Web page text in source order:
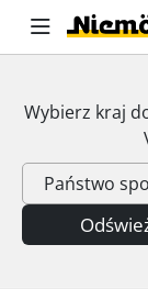
Wybierz kraj